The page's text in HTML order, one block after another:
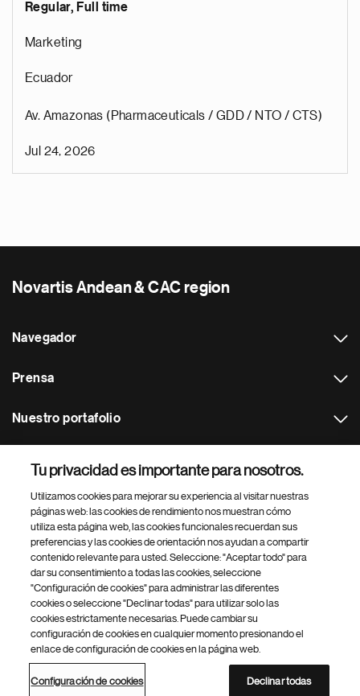
Regular, Full time
Marketing
Ecuador
Av. Amazonas (Pharmaceuticals / GDD / NTO / CTS)
Jul 24, 2026
Novartis Andean & CAC region
Navegador
Prensa
Nuestro portafolio
Footer Site Search
inferior
del
© 2026 Novartis AG
Política de privacidad Términos de uso
Accesibilidad
Configuración de cookies
Mapa del sitio
Tu privacidad es importante para nosotros.
Utilizamos cookies para mejorar su experiencia al visitar nuestras
páginas web: las cookies de rendimiento nos muestran cómo
utiliza esta página web, las cookies funcionales recuerdan sus
preferencias y las cookies de orientación nos ayudan a compartir
contenido relevante para usted. Seleccione: "Aceptar todo" para
dar su consentimiento a todas las cookies, seleccione
"Configuración de cookies" para administrar las diferentes
cookies o seleccione "Declinar todas" para utilizar solo las
cookies estrictamente necesarias. Puede cambiar su
configuración de cookies en cualquier momento presionando el
enlace de configuración de cookies en la página web.
Configuración de cookies Declinar todas